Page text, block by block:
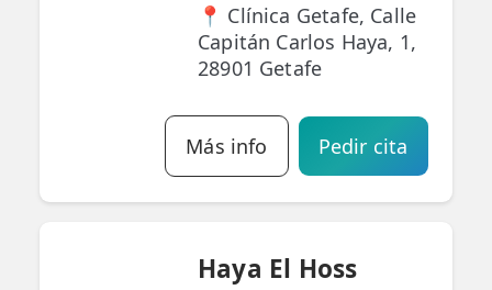
📍 Clínica Getafe, Calle
Capitán Carlos Haya, 1,
28901 Getafe
Más info Pedir cita
Haya El Hoss